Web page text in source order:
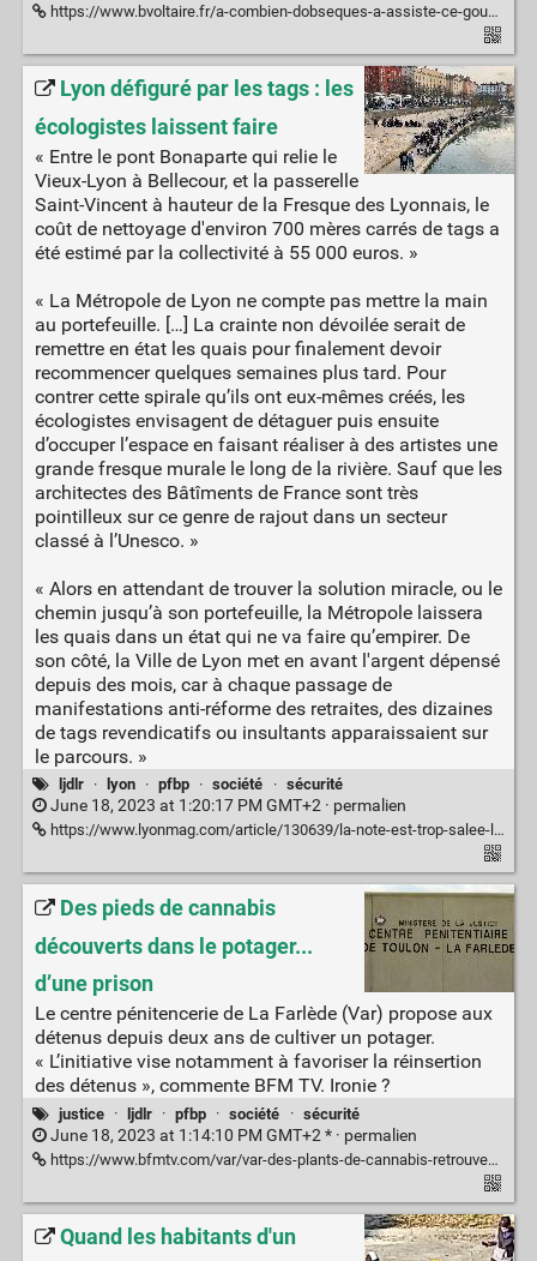
https://www.bvoltaire.fr/a-combien-dobseques-a-assiste-ce-gouvernement-a-quand-laction/
Lyon défiguré par les tags : les
écologistes laissent faire
« Entre le pont Bonaparte qui relie le
Vieux-Lyon à Bellecour, et la passerelle
Saint-Vincent à hauteur de la Fresque des Lyonnais, le
coût de nettoyage d'environ 700 mères carrés de tags a
été estimé par la collectivité à 55 000 euros. »
« La Métropole de Lyon ne compte pas mettre la main
au portefeuille. […] La crainte non dévoilée serait de
remettre en état les quais pour finalement devoir
recommencer quelques semaines plus tard. Pour
contrer cette spirale qu’ils ont eux-mêmes créés, les
écologistes envisagent de détaguer puis ensuite
d’occuper l’espace en faisant réaliser à des artistes une
grande fresque murale le long de la rivière. Sauf que les
architectes des Bâtîments de France sont très
pointilleux sur ce genre de rajout dans un secteur
classé à l’Unesco. »
« Alors en attendant de trouver la solution miracle, ou le
chemin jusqu’à son portefeuille, la Métropole laissera
les quais dans un état qui ne va faire qu’empirer. De
son côté, la Ville de Lyon met en avant l'argent dépensé
depuis des mois, car à chaque passage de
manifestations anti-réforme des retraites, des dizaines
de tags revendicatifs ou insultants apparaissaient sur
le parcours. »
ljdlr · lyon · pfbp · société · sécurité
June 18, 2023 at 1:20:17 PM GMT+2 · permalien
https://www.lyonmag.com/article/130639/la-note-est-trop-salee-la-metropole-de-lyon-renonce-a-detaguer-les-quais-de-saone
Des pieds de cannabis
découverts dans le potager...
d’une prison
Le centre pénitencerie de La Farlède (Var) propose aux
détenus depuis deux ans de cultiver un potager.
« L’initiative vise notamment à favoriser la réinsertion
des détenus », commente BFM TV. Ironie ?
justice · ljdlr · pfbp · société · sécurité
June 18, 2023 at 1:14:10 PM GMT+2 * · permalien
https://www.bfmtv.com/var/var-des-plants-de-cannabis-retrouves-dans-le-potager-de-la-prison-de-la-farlede_AV-202306170363.html
Quand les habitants d'un